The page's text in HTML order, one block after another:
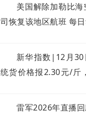
美国解除加勒比
司恢复该地区航班 每
新华指数|12月30
统货价格报2.30元/斤
雷军2026年直播